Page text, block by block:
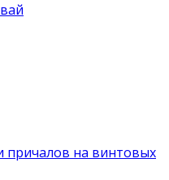
причалов на винтовых